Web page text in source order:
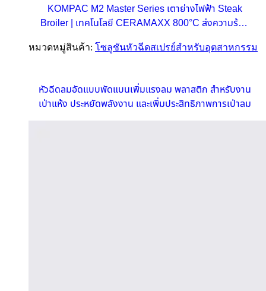
KOMPAC M2 Master Series เตาย่างไฟฟ้า Steak
Broiler | เทคโนโลยี CERAMAXX 800°C ส่งความร้อน
หมวดหมู่สินค้า: โซลูชันหัวฉีดสเปรย์สำหรับอุตสาหกรรม
หัวฉีดลมอัดแบบพัดแบนเพิ่มแรงลม พลาสติก สำหรับงาน
เป่าแห้ง ประหยัดพลังงาน และเพิ่มประสิทธิภาพการเป่าลม